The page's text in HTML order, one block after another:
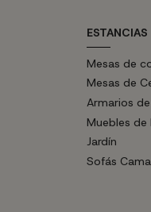
ESTANCIAS
Mesas de
Mesas de
Armarios
Muebles de
Jardín
Sofás Cama